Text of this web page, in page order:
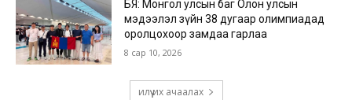
БЯ: Монгол улсын баг Олон улсын
мэдээлэл зүйн 38 дугаар олимпиадад
оролцохоор замдаа гарлаа
8 сар 10, 2026
илүү их ачаалах